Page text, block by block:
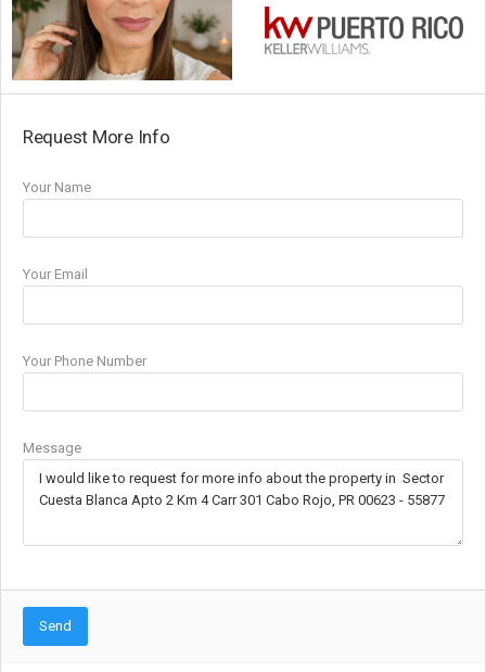
Request More Info
Your Name
Your Email
Your Phone Number
Message
Send